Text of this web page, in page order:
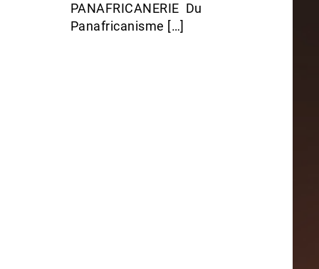
PANAFRICANERIE Du
Panafricanisme […]